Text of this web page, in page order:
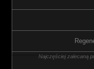
Najczęściej zalecaną